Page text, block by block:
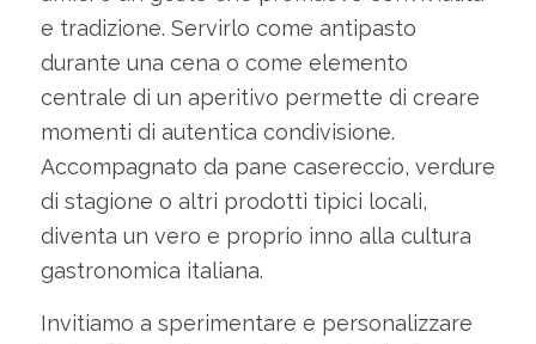
e tradizione. Servirlo come antipasto
durante una cena o come elemento
centrale di un aperitivo permette di creare
momenti di autentica condivisione.
Accompagnato da pane casereccio, verdure
di stagione o altri prodotti tipici locali,
diventa un vero e proprio inno alla cultura
gastronomica italiana.
Invitiamo a sperimentare e personalizzare